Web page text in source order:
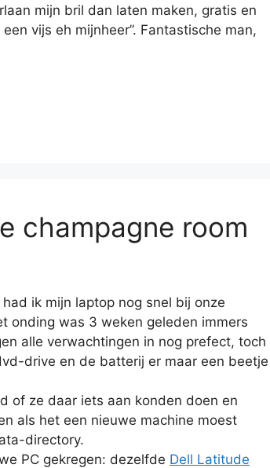
mijn bril dan laten maken, gratis en
vijs eh mijnheer”. Fantastische man,
champagne room
had ik mijn laptop nog snel bij onze
onding was 3 weken geleden immers
alle verwachtingen in nog prefect, toch
drive en de batterij er maar een beetje
of ze daar iets aan konden doen en
als het een nieuwe machine moest
directory.
PC gekregen: dezelfde Dell Latitude